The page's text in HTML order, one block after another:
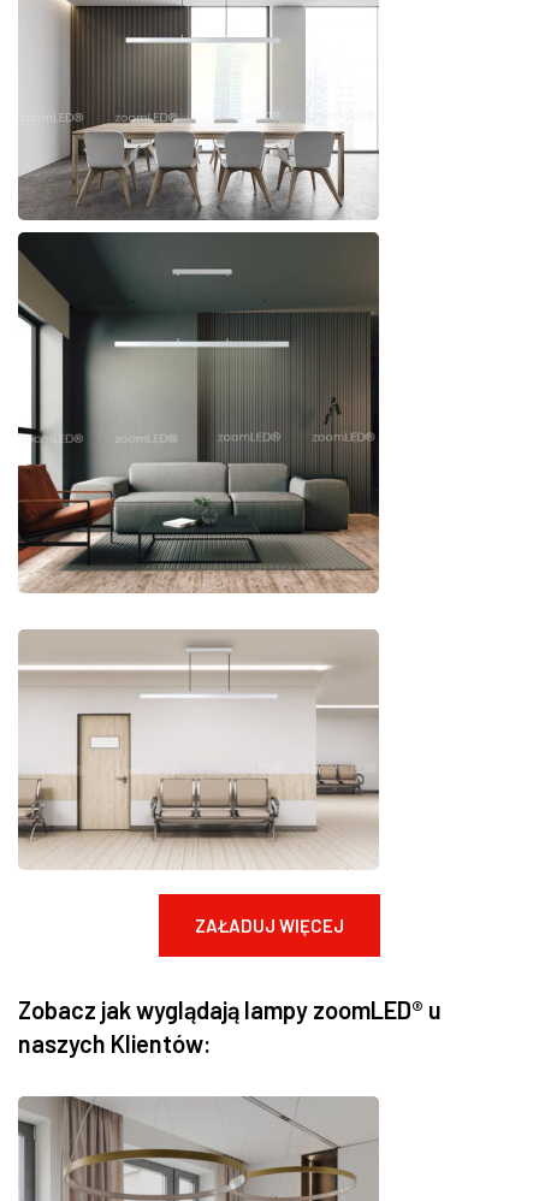
ZAŁADUJ WIĘCEJ
Zobacz jak wyglądają lampy zoomLED® u
naszych Klientów: